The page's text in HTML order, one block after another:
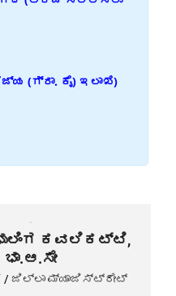
(ಗ್ರಾ. ಕೈ) ಇಲಾಖೆ)
ಕವಲಿಕಟ್ಟಿ,
ಭಾ.ಆ.ಸೇ
/ ಜಿಲ್ಲಾ ಮ್ಯಾಜಿಸ್ಟ್ರೇಟ್